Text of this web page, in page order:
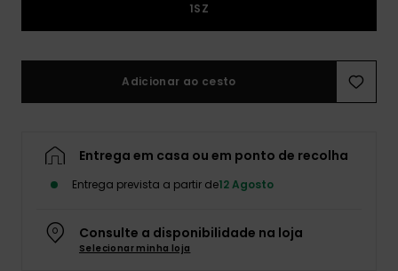
1SZ
Adicionar ao cesto
Entrega em casa ou em ponto de recolha
Entrega prevista a partir de12 Agosto
Consulte a disponibilidade na loja
Selecionar minha loja